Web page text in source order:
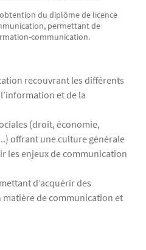
du diplôme de licence
permettant de
communication.
recouvrant les différents
et de la
(droit, économie,
offrant une culture générale
les enjeux de communication
d’acquérir des
de communication et